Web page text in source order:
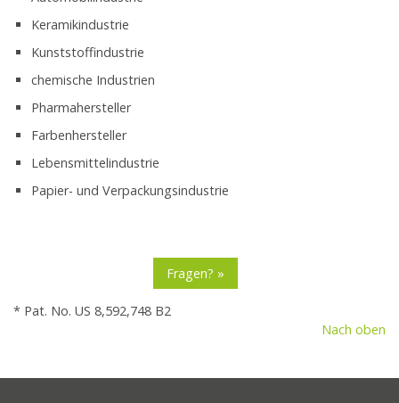
Keramikindustrie
Kunststoffindustrie
chemische Industrien
Pharmahersteller
Farbenhersteller
Lebensmittelindustrie
Papier- und Verpackungsindustrie
Fragen? »
* Pat. No. US 8,592,748 B2
Nach oben